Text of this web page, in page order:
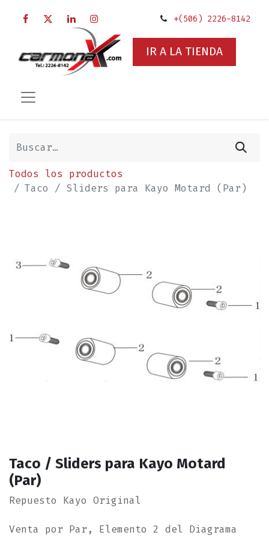
+(506) 2226-8142
IR A LA TIENDA
Todos los productos
Taco / Sliders para Kayo Motard (Par)
Taco / Sliders para Kayo Motard
(Par)
Repuesto Kayo Original
Venta por Par, Elemento 2 del Diagrama